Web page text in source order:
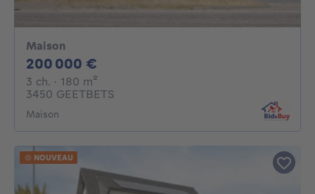
Maison
200 000 €
3 ch. 3 chambres
· 180 m²
3450 GEETBETS
Maison
NOUVEAU